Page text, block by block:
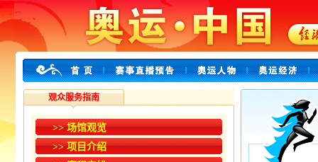
观众服务指南
>> 场馆观览
>> 项目介绍